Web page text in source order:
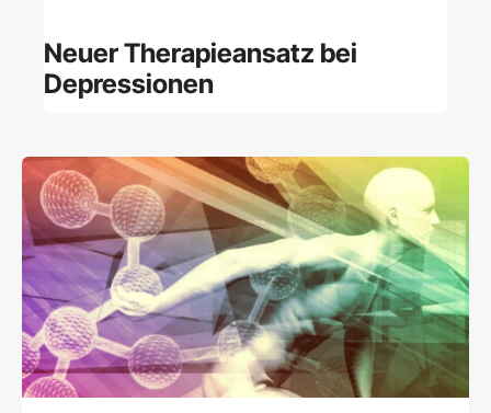
Neuer Therapieansatz bei
Depressionen